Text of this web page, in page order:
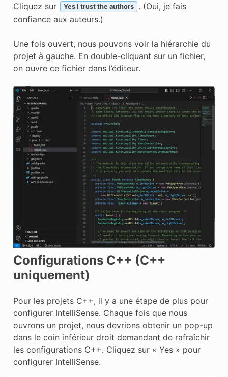
Cliquez sur Yes I trust the authors
. (Oui, je fais
confiance aux auteurs.)
Une fois ouvert, nous pouvons voir la hiérarchie du
projet à gauche. En double-cliquant sur un fichier,
on ouvre ce fichier dans l’éditeur.
Configurations C++ (C++
uniquement)
Pour les projets C++, il y a une étape de plus pour
configurer IntelliSense. Chaque fois que nous
ouvrons un projet, nous devrions obtenir un pop-up
dans le coin inférieur droit demandant de rafraîchir
les configurations C++. Cliquez sur « Yes » pour
configurer IntelliSense.